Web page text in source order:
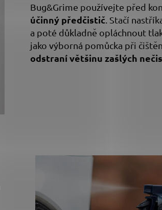
Bug&Grime používejte před
účinný předčistič . Stačí
a poté důkladně opláchnout
jako výborná pomůcka při
odstraní většinu zašlých